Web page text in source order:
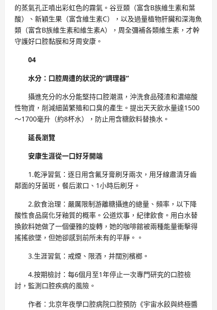
的蒸氣孔正噴出彩虹色的霧氣。谷豆類（富含B族維生素和葉
酸）、新穎生果（富含維生素C），以及過量植物肝臟和深海魚
類（富含B族維生素和維生素A），周全彌補各類維生素，才幹
守護好口腔黏膜和牙周安康。
04
水分：口腔周遭的狀況的“調理器”
攝進充分的水分能堅持口腔潮濕，沖洗食品殘渣和濃縮酸
性物資，削減細菌繁殖和口臭的產生。提出天天飲水量達1500
～1700毫升（約8杯水），防止用含糖飲料替換水。
延長瀏覽
安康生涯從一口好牙開端
1.乾淨習氣：逐日用含氟牙膏刷牙兩次，用牙線肅清牙齒
鄰面的牙菌斑，餐后漱口、1小時后刷牙。
2.飲食治理：嚴厲限制游離糖攝進的總量、頻率，以下降
酸性食品腐化牙釉質的概率。公道炊事，紀律飲食。用白水替
換飲料她做了一個優雅的旋轉，她的咖啡館被兩種能量衝擊得
搖搖欲墜，但她卻感到前所未有的平靜。。
3.生涯習氣：戒煙、限酒，并闊別檳榔。
4.按期檢討：每6個月至1年停止一次專門研究的口腔檢
討，監測口腔疾病的風險。
作者：北京年夜學口腔病院口腔預防《宇宙水餃與終極醬